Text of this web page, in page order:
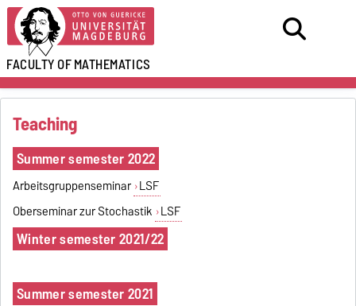
FACULTY OFMATHEMATICS
Teaching
Summer semester 2022
Arbeitsgruppenseminar LSF
Oberseminar zur Stochastik LSF
Winter semester 2021/22
Summer semester 2021